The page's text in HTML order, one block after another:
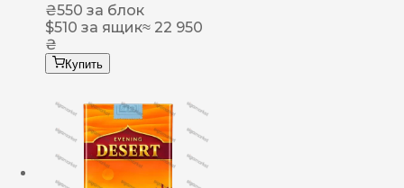
₴550 за блок
$510 за ящик≈ 22 950
₴
Купить